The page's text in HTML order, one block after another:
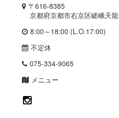
〒616-8385
京都府京都市右京区嵯峨天
8:00～18:00 (L.O.17:00)
不定休
075-334-9065
メニュー